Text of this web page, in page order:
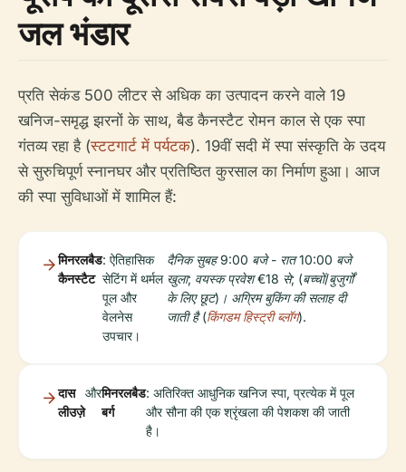
जल भंडार
प्रति सेकंड 500 लीटर से अधिक का उत्पादन करने वाले 19
खनिज-समृद्ध झरनों के साथ, बैड कैनस्टैट रोमन काल से एक स्पा
गंतव्य रहा है (स्टटगार्ट में पर्यटक). 19वीं सदी में स्पा संस्कृति के उदय
से सुरुचिपूर्ण स्नानघर और प्रतिष्ठित कुरसाल का निर्माण हुआ। आज
की स्पा सुविधाओं में शामिल हैं:
मिनरलबैड
कैनस्टैट
: ऐतिहासिक
सेटिंग में थर्मल
पूल और
वेलनेस
उपचार।
दैनिक सुबह 9:00 बजे - रात 10:00 बजे
खुला; वयस्क प्रवेश €18 से; (बच्चों/बुजुर्गों
के लिए छूट)। अग्रिम बुकिंग की सलाह दी
जाती है (किंगडम हिस्ट्री ब्लॉग).
दास
लीउज़े
औरमिनरलबैड
बर्ग
: अतिरिक्त आधुनिक खनिज स्पा, प्रत्येक में पूल
और सौना की एक श्रृंखला की पेशकश की जाती
है।